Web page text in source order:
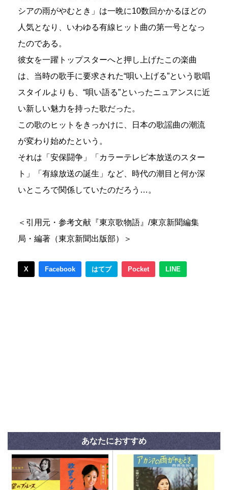
シアの雨がやむとき」は一晩に10数回かかるほどの
人気となり、いわゆる有線ヒット曲の第一号となっ
たのである。
彼女を一躍トップスターへと押し上げたこの楽曲
は、当時の歌手に要求された“唄い上げる”という歌唱
スタイルよりも、“唄い語る”といったニュアンスに近
い新しい魅力を持った歌だった。
この歌のヒットをきっかけに、日本の歌謡曲の潮流
が変わり始めたという。
それは「安保闘争」「カラーテレビ本放送のスター
ト」「有線放送の誕生」など、時代の潮目と何か深
いところで関係していたのだろう…。
＜引用元・参考文献『東京歌物語』/東京新聞編集
局・編著（東京新聞出版部）＞
X Facebook はてブ Pocket LINE
あなたにおすすめ